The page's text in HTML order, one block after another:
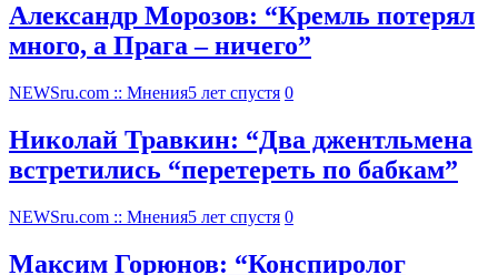
Александр Морозов: “Кремль потерял
много, а Прага – ничего”
NEWSru.com :: Мнения5 лет спустя 0
Николай Травкин: “Два джентльмена
встретились “перетереть по бабкам”
NEWSru.com :: Мнения5 лет спустя 0
Максим Горюнов: “Конспиролог